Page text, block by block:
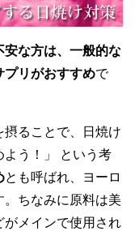
安な方は、一般的な
プリがおすすめで
摂ることで、日焼け
よう！」 という考
とも呼ばれ、ヨーロ
。ちなみに原料は美
がメインで使用され